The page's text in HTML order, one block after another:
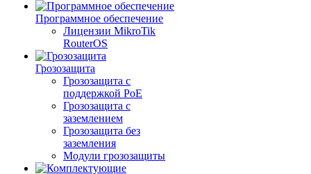
Программное обеспечение
Лицензии MikroTik
RouterOS
Грозозащита
Грозозащита с
поддержкой PoE
Грозозащита с
заземлением
Грозозащита без
заземления
Модули грозозащиты